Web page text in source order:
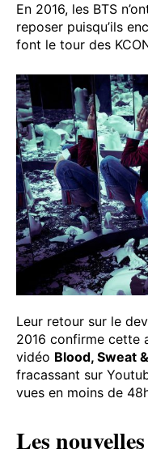
En 2016, les BTS
reposer puisqu’ils
font le tour des
Leur retour sur le
2016 confirme cette
vidéo Blood, Sweat
fracassant sur
vues en moins de
Les